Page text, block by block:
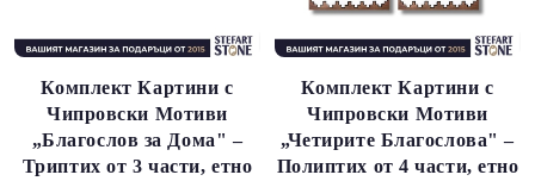
Комплект Картини с
Чипровски Мотиви
„Благослов за Дома" –
Триптих от 3 части, етно
Комплект Картини с
Чипровски Мотиви
„Четирите Благослова" –
Полиптих от 4 части, етно